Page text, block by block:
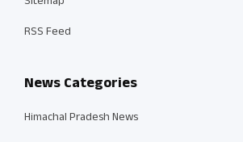
RSS Feed
News Categories
Himachal Pradesh News